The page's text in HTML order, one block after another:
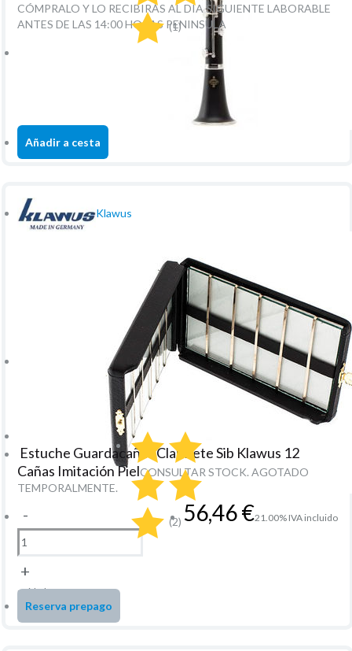
(1)
CÓMPRALO Y LO RECIBIRÁS AL DIA SIGUIENTE LABORABLE
ANTES DE LAS 14:00 HORAS PENINSULA
1.030
unidad
Añadir a cesta
Klawus
(2)
Estuche Guardacañas Clarinete Sib Klawus 12
Cañas Imitación PielCONSULTAR STOCK. AGOTADO
TEMPORALMENTE.
56,46€21.00% IVA incluido
-
+
unidad
Reserva prepago